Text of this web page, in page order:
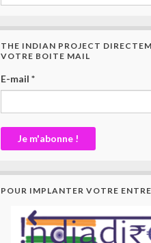
THE INDIAN PROJECT
VOTRE BOITE MAIL
E-mail *
POUR IMPLANTER VOTRE